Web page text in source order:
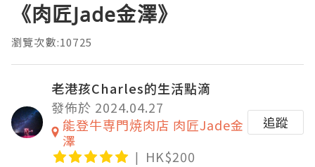
《肉匠Jade金澤》
瀏覽次數:10725
老港孩Charles的生活點滴
發佈於 2024.04.27
能登牛専門焼肉店 肉匠Jade金
澤
HK$200
追蹤